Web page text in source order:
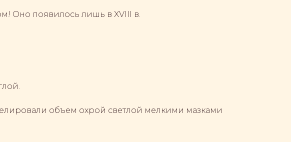
Оно появилось лишь в XVIII в.
объем охрой светлой мелкими мазками